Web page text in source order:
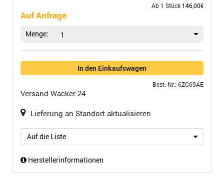
Ab 1 Stück 146,00€
Auf Anfrage
Menge: 1
In den Einkaufswagen
Best.-Nr.: 6ZC69AE
Versand Wacker 24
Lieferung an Standort aktualisieren
Auf die Liste
Herstellerinformationen